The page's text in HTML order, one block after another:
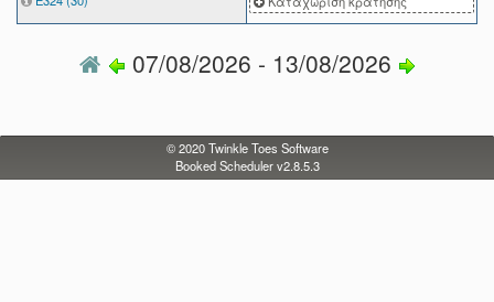
07/08/2026 - 13/08/2026
© 2020Twinkle Toes Software
Booked Scheduler v2.8.5.3